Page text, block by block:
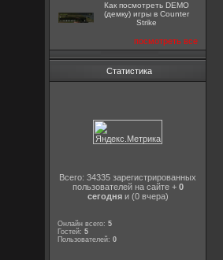
Как посмотреть DEMO
(демку) игры в Counter
Strike
посмотреть все
Статистика
Всего: 34335 зарегистрированных
пользователей на сайте + 0
сегодняи (0 вчера)
Онлайн всего:5
Гостей:5
Пользователей:0